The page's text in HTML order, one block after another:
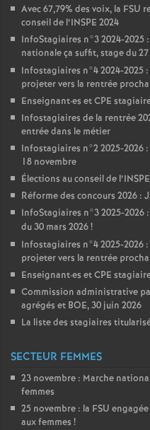
Avec 67,79% des voix, la FSU
conseil de l’INSPE 2024
InfoStagiaires n°3 2024-2025
nationale ça suffit, stage du
Infostagiaires n°4 2024-2025
projeter vers la rentrée
Enseignant·es etCPE
Infostagiaires de la rentrée
entrée dans le métier
Infostagiaires n°2 2025-2026
18 novembre
Élections au conseil de l’INSPE
Réforme des concours 2026 :
InfoStagiaires n°3 2025-2026
du 30 mars 2026!
Infostagiaires n°4 2025-2026
projeter vers la rentrée
Enseignant·es etCPE
Commission administrative
agrégés et BOE, 30 juin 2026
La liste des stagiaires
SECTEUR FEMMES
23 novembre : Marche
femmes
25 novembre : la FSU
aux femmes !